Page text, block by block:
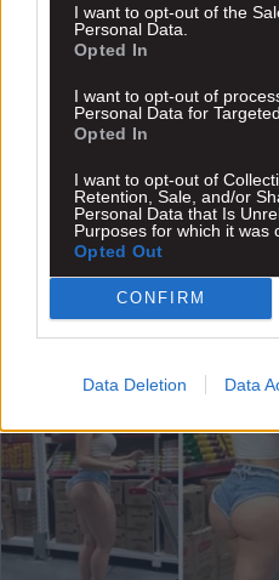
I want to opt-out of the
Personal Data.
Opted In
I want to opt-out of
Personal Data for
Opted In
I want to opt-out of
Retention, Sale, and/or
Personal Data that Is
Purposes for which it was
Opted Out
CONFIRM
Data Deletion Data